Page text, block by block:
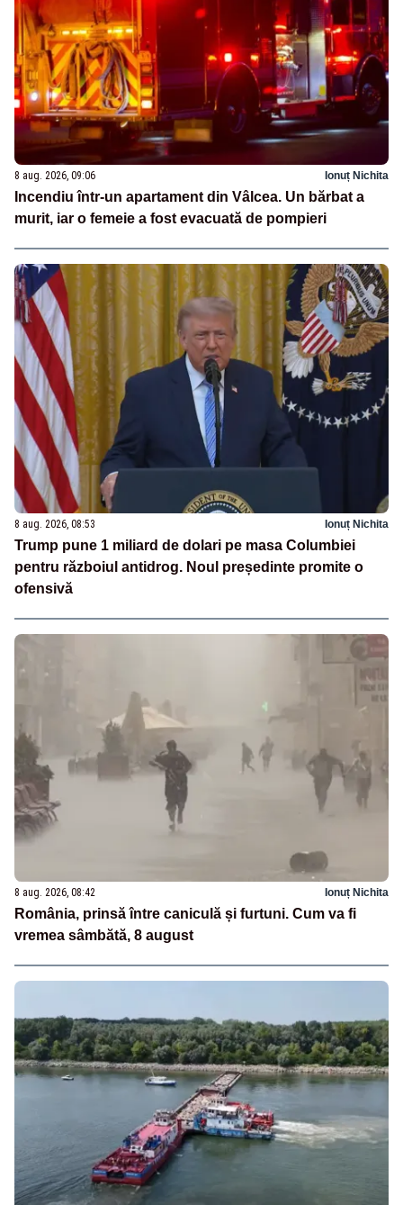
8 aug. 2026, 09:06 Ionuț Nichita
Incendiu într-un apartament din Vâlcea. Un bărbat a
murit, iar o femeie a fost evacuată de pompieri
8 aug. 2026, 08:53 Ionuț Nichita
Trump pune 1 miliard de dolari pe masa Columbiei
pentru războiul antidrog. Noul președinte promite o
ofensivă
8 aug. 2026, 08:42 Ionuț Nichita
România, prinsă între caniculă și furtuni. Cum va fi
vremea sâmbătă, 8 august